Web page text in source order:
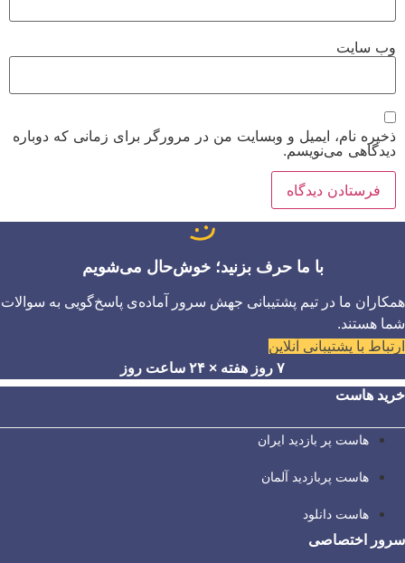
وب‌ سایت
ذخیره نام، ایمیل و وبسایت من در مرورگر برای زمانی که دوباره
دیدگاهی می‌نویسم.
با ما حرف بزنید؛ خوش‌حال می‌شویم
همکاران ما در تیم پشتیبانی جهش سرور آماده‌ی پاسخ‌گویی به سوالات
شما هستند.
ارتباط با پشتیبانی آنلاین
۷ روز هفته × ۲۴ ساعت روز
خرید هاست
هاست پر بازدید ایران
هاست پربازدید آلمان
هاست دانلود
سرور اختصاصی